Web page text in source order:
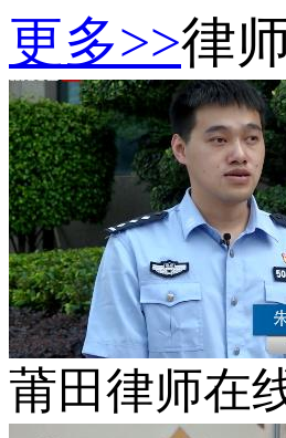
更多>>律
莆田律师在